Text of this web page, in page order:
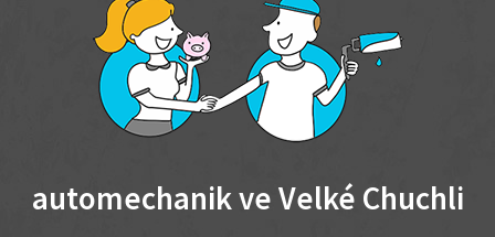
automechanik ve Velké Chuchli